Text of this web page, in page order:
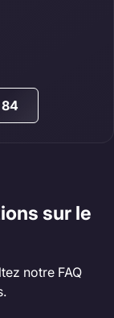
sur le
notre FAQ